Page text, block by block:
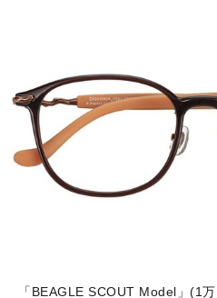
「BEAGLE SCOUT Model」(1